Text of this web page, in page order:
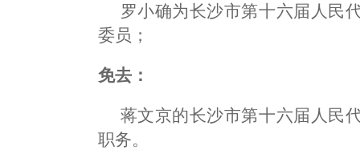
罗小确为长沙市第十六届人民
委员；
免去：
蒋文京的长沙市第十六届人民
职务。